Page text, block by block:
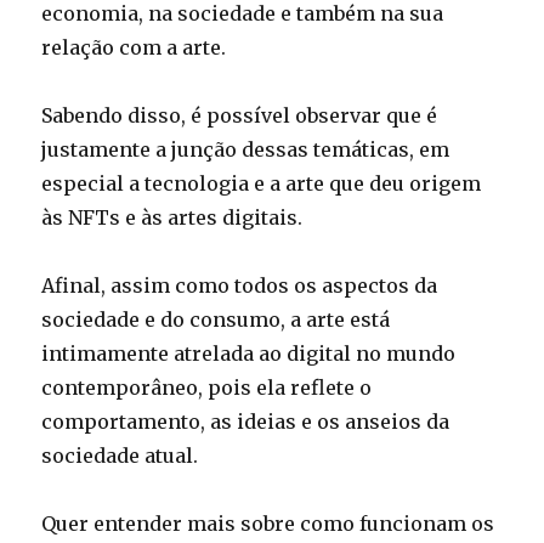
economia, na sociedade e também na sua
relação com a arte.
Sabendo disso, é possível observar que é
justamente a junção dessas temáticas, em
especial a tecnologia e a arte que deu origem
às NFTs e às artes digitais.
Afinal, assim como todos os aspectos da
sociedade e do consumo, a arte está
intimamente atrelada ao digital no mundo
contemporâneo, pois ela reflete o
comportamento, as ideias e os anseios da
sociedade atual.
Quer entender mais sobre como funcionam os